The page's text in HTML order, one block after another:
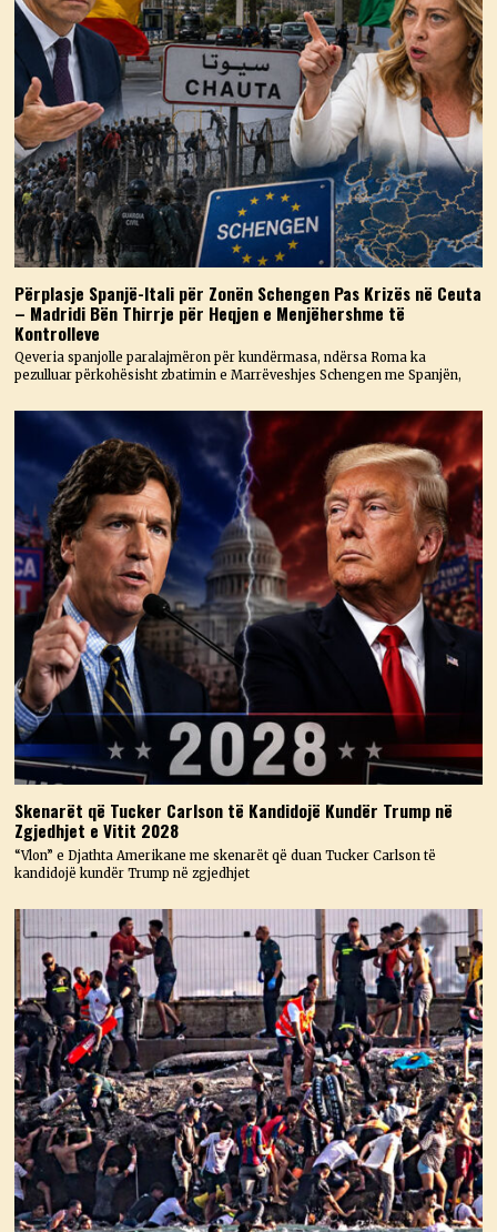
Përplasje Spanjë-Itali për Zonën Schengen Pas Krizës në Ceuta
– Madridi Bën Thirrje për Heqjen e Menjëhershme të
Kontrolleve
Qeveria spanjolle paralajmëron për kundërmasa, ndërsa Roma ka
pezulluar përkohësisht zbatimin e Marrëveshjes Schengen me Spanjën,
Skenarët që Tucker Carlson të Kandidojë Kundër Trump në
Zgjedhjet e Vitit 2028
“Vlon” e Djathta Amerikane me skenarët që duan Tucker Carlson të
kandidojë kundër Trump në zgjedhjet